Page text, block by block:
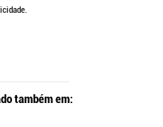
também em: